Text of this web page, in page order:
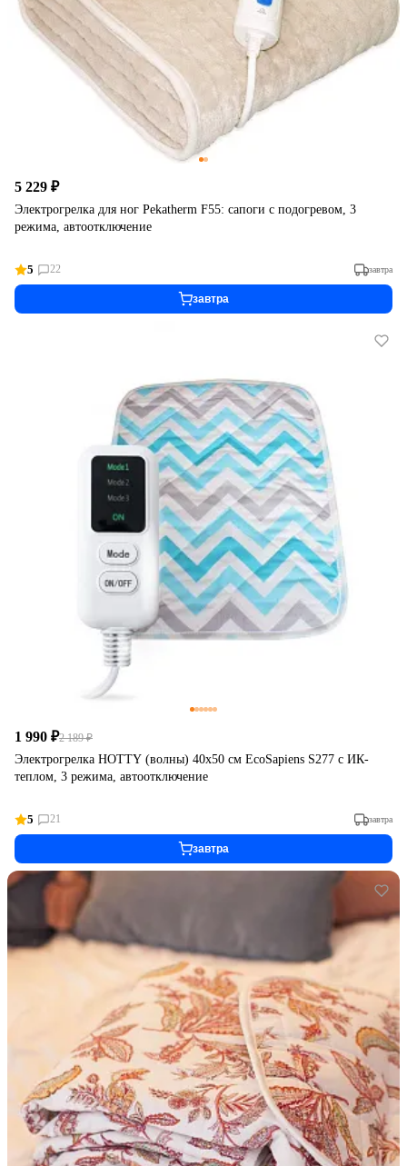
5 229 ₽
Электрогрелка для ног Pekatherm F55: сапоги с подогревом, 3
режима, автоотключение
5 22 завтра
завтра
1 990 ₽2 189 ₽
Электрогрелка HOTTY (волны) 40х50 см EcoSapiens S277 с ИК-
теплом, 3 режима, автоотключение
5 21 завтра
завтра